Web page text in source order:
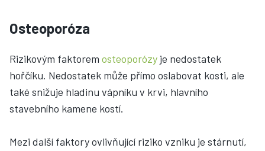
Osteoporóza
Rizikovým faktorem osteoporózy je nedostatek
hořčíku. Nedostatek může přímo oslabovat kosti, ale
také snižuje hladinu vápníku v krvi, hlavního
stavebního kamene kostí.
Mezi další faktory ovlivňující riziko vzniku je stárnutí,